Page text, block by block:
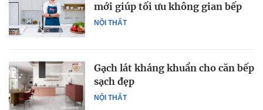
NỘI THẤT
mới giúp tối ưu không gian bếp
NỘI THẤT
Gạch lát kháng khuẩn cho căn bếp
sạch đẹp